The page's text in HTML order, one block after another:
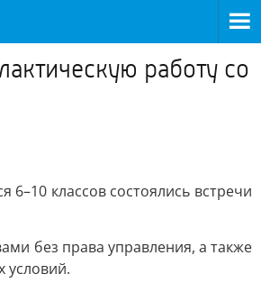
работу со
классов состоялись встречи
без права управления, а также
условий.